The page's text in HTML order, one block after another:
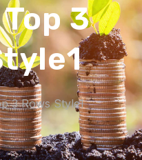
3
3 Rows Style1